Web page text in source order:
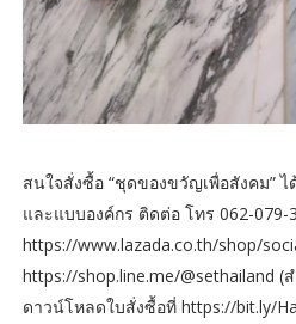
สนใจสั่งซื้อ “ชุดของขวัญเพื่อสังคม”
และแบบองค์กร ติดต่อ โทร 062-079-
https://www.lazada.co.th/shop/
https://shop.line.me/@sethailand
ดาวน์โหลดใบสั่งซื้อที่ https://bit.ly/